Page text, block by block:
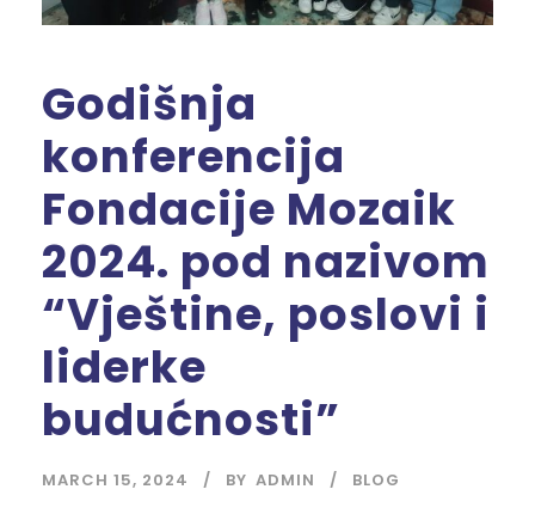
Godišnja
konferencija
Fondacije Mozaik
2024. pod nazivom
“Vještine, poslovi i
liderke
budućnosti”
MARCH 15, 2024 BY ADMIN BLOG